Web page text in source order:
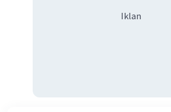
Iklan